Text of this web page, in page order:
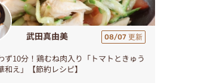
武田真由美 08/07 更新
ず10分！鶏むね肉入り「トマトときゅう
和え」【節約レシピ】